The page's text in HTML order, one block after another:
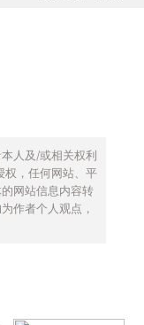
人及/或相关权利
权，任何网站、平
网站信息内容转
作者个人观点，